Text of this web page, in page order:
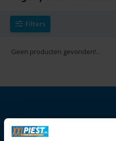
Filters
Geen producten gevonden!...
Openingstijden: